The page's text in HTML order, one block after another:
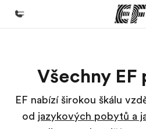
Vítejte v EF
Všechny programy
Podívejte se, co všechno děláme
Všechny EF
EF nabízí širokou škálu
od jazykových pobytů a